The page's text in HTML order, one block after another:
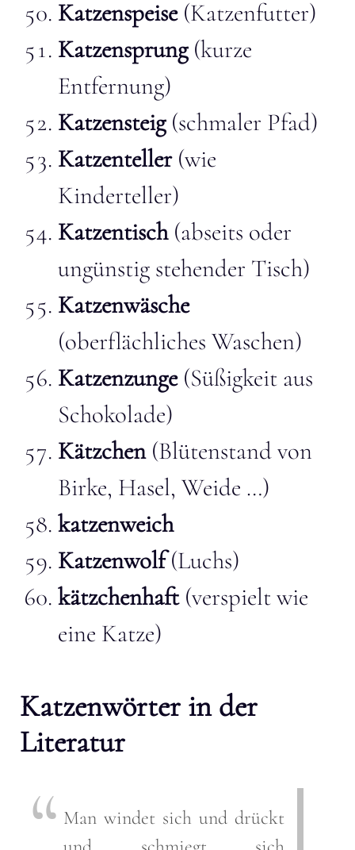
Katzenspeise(Katzenfutter)
Katzensprung(kurze
Entfernung)
Katzensteig(schmaler Pfad)
Katzenteller(wie
Kinderteller)
Katzentisch(abseits oder
ungünstig stehender Tisch)
Katzenwäsche
(oberflächliches Waschen)
Katzenzunge(Süßigkeit aus
Schokolade)
Kätzchen(Blütenstand von
Birke, Hasel, Weide …)
katzenweich
Katzenwolf(Luchs)
kätzchenhaft(verspielt wie
eine Katze)
Katzenwörter in der
Literatur
Man windet sich und drückt